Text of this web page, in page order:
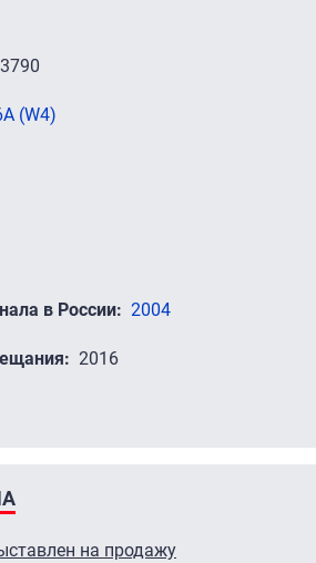
(W4)
в России 2004
2016
на продажу